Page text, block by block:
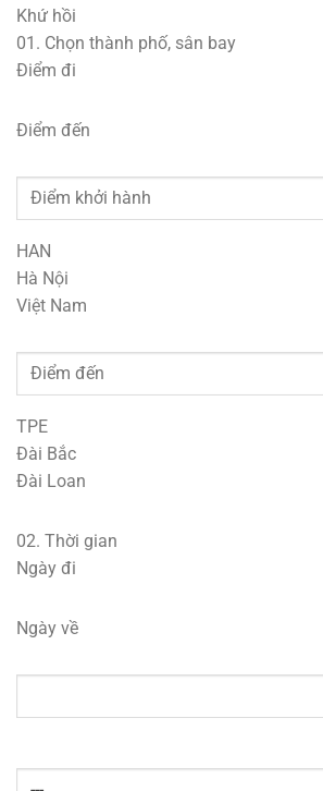
Khứ hồi
01. Chọn thành phố, sân bay
Điểm đi
Điểm đến
HAN
Hà Nội
Việt Nam
TPE
Đài Bắc
Đài Loan
02. Thời gian
Ngày đi
Ngày về